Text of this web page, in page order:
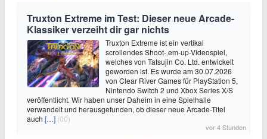
Truxton Extreme im Test: Dieser neue Arcade-
Klassiker verzeiht dir gar nichts
Truxton Extreme ist ein vertikal
scrollendes Shoot-‚em-up-Videospiel,
welches von Tatsujin Co. Ltd. entwickelt
geworden ist. Es wurde am 30.07.2026
von Clear River Games für PlayStation 5,
Nintendo Switch 2 und Xbox Series X/S
veröffentlicht. Wir haben unser Daheim in eine Spielhalle
verwandelt und herausgefunden, ob dieser neue Arcade-Titel
auch […] (00)
vor 4 Stunden